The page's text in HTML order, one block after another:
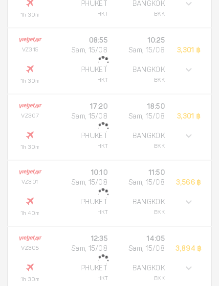
1h 30m
PHUKET
HKT
BANGKOK
BKK
VZ315
1h 30m
08:55
Sam, 15/08
PHUKET
HKT
10:25
Sam, 15/08
BANGKOK
BKK
3,301 ฿
VZ307
1h 30m
17:20
Sam, 15/08
PHUKET
HKT
18:50
Sam, 15/08
BANGKOK
BKK
3,301 ฿
VZ301
1h 40m
10:10
Sam, 15/08
PHUKET
HKT
11:50
Sam, 15/08
BANGKOK
BKK
3,566 ฿
VZ305
1h 30m
12:35
Sam, 15/08
PHUKET
HKT
14:05
Sam, 15/08
BANGKOK
BKK
3,894 ฿